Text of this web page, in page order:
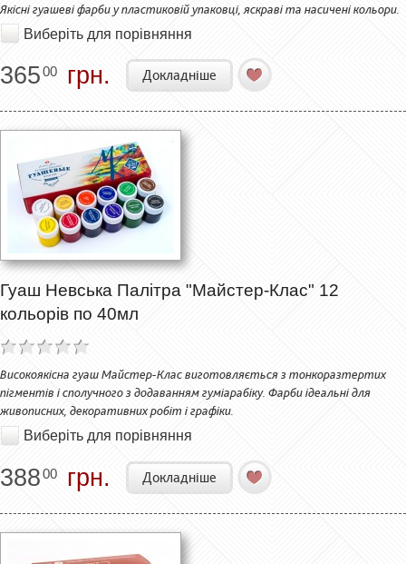
Якісні гуашеві фарби у пластиковій упаковці, яскраві та насичені кольори.
Виберіть для порівняння
36500 грн. Докладніше
Гуаш Невська Палітра "Майстер-Клас" 12
кольорів по 40мл
Високоякісна гуаш Майстер-Клас виготовляється з тонкоразтертих
пігментів і сполучного з додаванням гуміарабіку. Фарби ідеальні для
живописних, декоративних робіт і графіки.
Виберіть для порівняння
38800 грн. Докладніше